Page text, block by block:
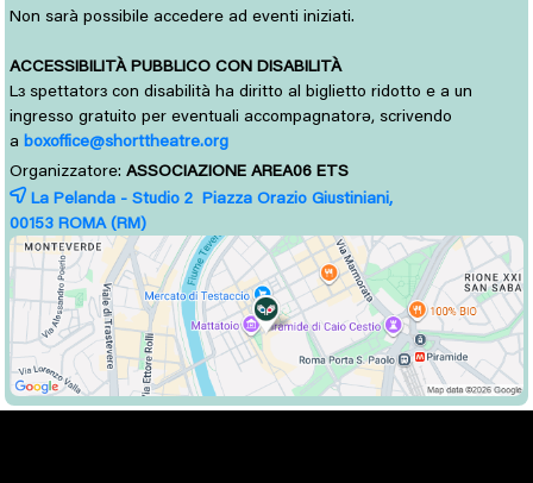
Non sarà possibile accedere ad eventi iniziati.
ACCESSIBILITÀ PUBBLICO CON DISABILITÀ
L ɜ spettatorɜ con disabilità ha diritto al biglietto ridotto e a un
ingresso gratuito per eventuali accompagnatorə, scrivendo
a boxoffice@shorttheatre.org
Organizzatore: ASSOCIAZIONE AREA06 ETS
La Pelanda - Studio 2 Piazza Orazio Giustiniani,
00153 ROMA(RM)